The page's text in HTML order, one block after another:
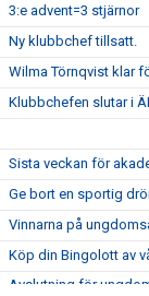
3:e advent=3 stjärnor
Ny klubbchef tillsatt.
Wilma Törnqvist klar
Klubbchefen slutar i
Sista veckan för
Ge bort en sportig
Vinnarna på
Köp din Bingolott av
Avslutning för